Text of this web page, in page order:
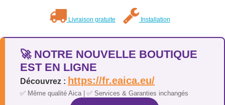
Livraison gratuite Installation
🚀 NOTRE NOUVELLE BOUTIQUE
EST EN LIGNE
Découvrez : https://fr.eaica.eu/
✅ Même qualité Aica | ✅ Services & Garanties inchangés